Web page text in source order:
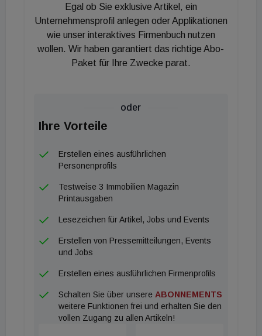
Platten in einem Jahr als Abfall an, die in sechs
Millionen Gebäuden wiederverwendet werden
könnten, was einem CO2-Einsparpotenzial von rund
130.000 Tonnen entspricht. Das Verfahren sieht
bleibt während des Verfahrens erhalten. Die
Prüfung erfolgt durch die Materialprüfanstalt
Braunschweig. re:unit hat für das Verfahren sowie
für die wiederverwendbare Platte ein Patent
angemeldet. Aktuell werden re:unit-Platten in
Essen gelagert. Der Vertrieb erfolgt zunächst über
für Gespräche mit potenziellen Projektentwicklern,
Sanierungs- und Entsorgungsunternehmen. "Unser
zertifiziertes, serielles re:unit-Verfahren sichert
konstante Qualität gebrauchter Serienprodukte im
Egal ob Sie exklusive Artikel, ein
Unternehmensprofil anlegen oder Applikationen
wie unser interaktives Firmenbuch nutzen
wollen. Wir haben garantiert das richtige Abo-
Paket für Ihre Zwecke parat.
oder
Ihre Vorteile
Erstellen eines ausführlichen
Personenprofils
Testweise 3 Immobilien Magazin
Printausgaben
Lesezeichen für Artikel, Jobs und Events
Erstellen von Pressemitteilungen, Events
und Jobs
Erstellen eines ausführlichen Firmenprofils
Schalten Sie über unsere ABONNEMENTS
weitere Funktionen frei und erhalten Sie den
vollen Zugang zu allen Artikeln!